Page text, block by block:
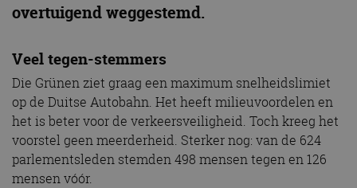
overtuigend weggestemd.
Veel tegen-stemmers
Die Grünen ziet graag een maximum snelheidslimiet
op de Duitse Autobahn. Het heeft milieuvoordelen en
het is beter voor de verkeersveiligheid. Toch kreeg het
voorstel geen meerderheid. Sterker nog: van de 624
parlementsleden stemden 498 mensen tegen en 126
mensen vóór.